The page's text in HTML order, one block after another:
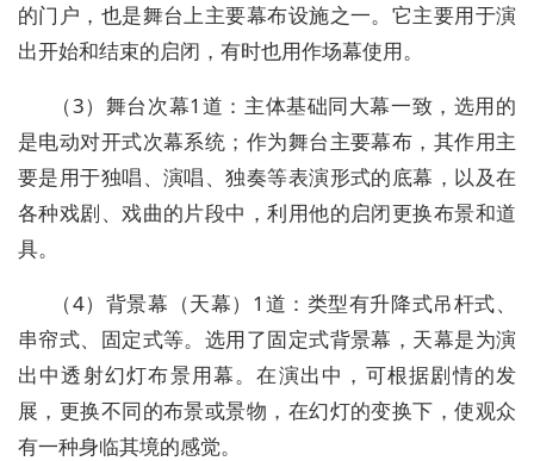
的门户，也是舞台上主要幕布设施之一。它主要用于演
出开始和结束的启闭，有时也用作场幕使用。
（3）舞台次幕1道：主体基础同大幕一致，选用的
是电动对开式次幕系统；作为舞台主要幕布，其作用主
要是用于独唱、演唱、独奏等表演形式的底幕，以及在
各种戏剧、戏曲的片段中，利用他的启闭更换布景和道
具。
（4）背景幕（天幕）1道：类型有升降式吊杆式、
串帘式、固定式等。选用了固定式背景幕，天幕是为演
出中透射幻灯布景用幕。在演出中，可根据剧情的发
展，更换不同的布景或景物，在幻灯的变换下，使观众
有一种身临其境的感觉。